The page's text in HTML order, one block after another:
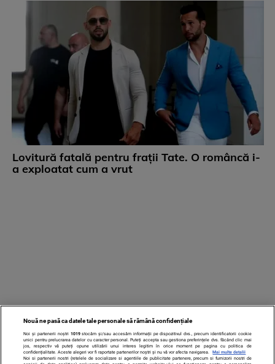
Lovitură fatală pentru frații Tate. O româncă i-
a exploatat cum a vrut
Nouă ne pasă ca datele tale personale să rămână confidențiale
Noi și partenerii noștri 1019stocăm și/sau accesăm informații pe dispozitivul dvs., precum identificatorii cookie
unici pentru prelucrarea datelor cu caracter personal. Puteți accepta sau gestiona preferințele dvs. făcând clic mai
jos, respectiv vă puteți opune utilizării unui interes legitim în orice moment pe pagina cu politica de
confidențialitate. Aceste alegeri vor fi raportate partenerilor noștri și nu vă vor afecta navigarea.
Mai multe detalii
Noi si partenerii nostri (retelele de socializare si agentiile de publicitate partenere, precum si furnizorii nostri de